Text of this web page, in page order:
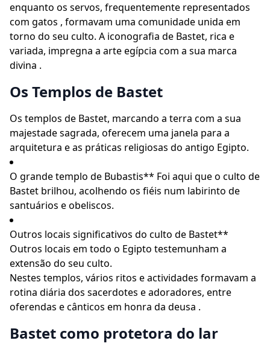
enquanto os servos, frequentemente representados
com gatos , formavam uma comunidade unida em
torno do seu culto. A iconografia de Bastet, rica e
variada, impregna a arte egípcia com a sua marca
divina .
Os Templos de Bastet
Os templos de Bastet, marcando a terra com a sua
majestade sagrada, oferecem uma janela para a
arquitetura e as práticas religiosas do antigo Egipto.
O grande templo de Bubastis** Foi aqui que o culto de
Bastet brilhou, acolhendo os fiéis num labirinto de
santuários e obeliscos.
Outros locais significativos do culto de Bastet**
Outros locais em todo o Egipto testemunham a
extensão do seu culto.
Nestes templos, vários ritos e actividades formavam a
rotina diária dos sacerdotes e adoradores, entre
oferendas e cânticos em honra da deusa .
Bastet como protetora do lar